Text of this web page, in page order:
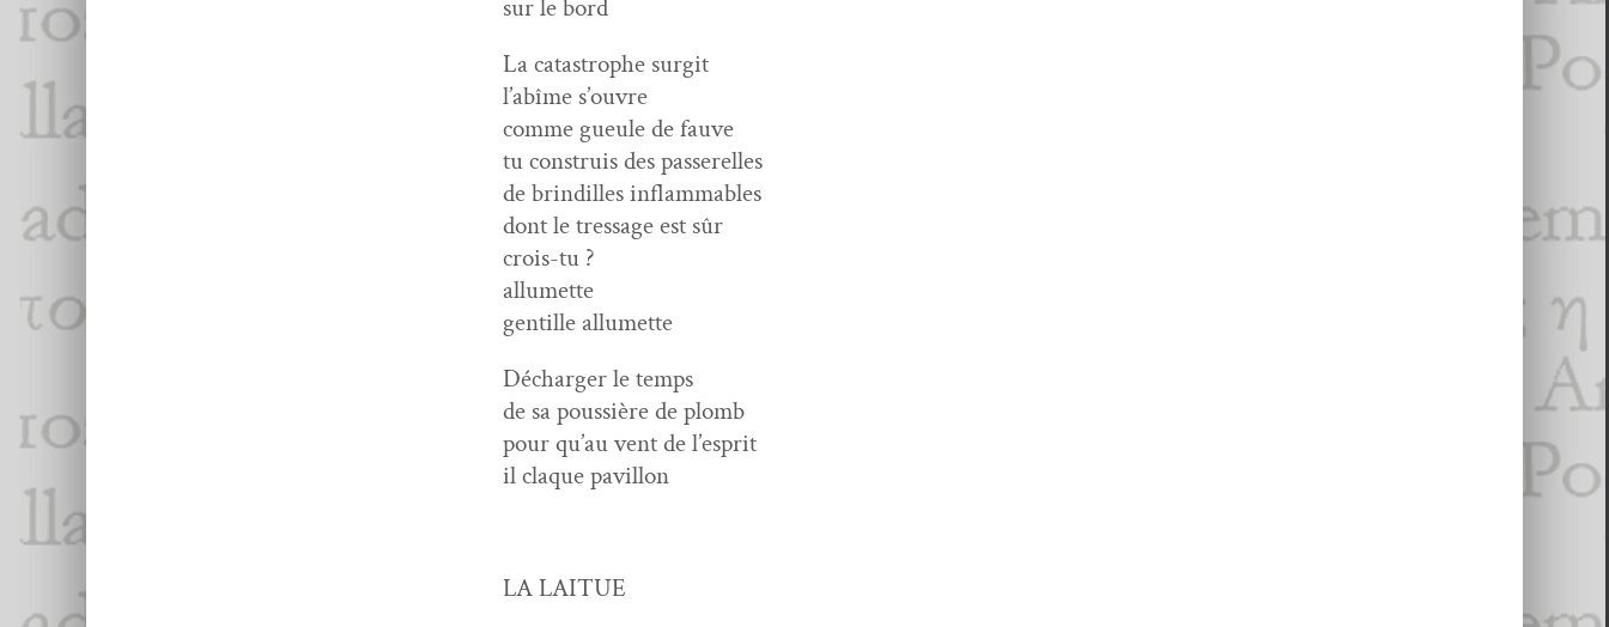
sur le bord
La cat­a­stro­phe surgit
l’abîme s’ouvre
comme gueule de fauve
tu con­stru­is des passerelles
de brindilles inflammables
dont le tres­sage est sûr
crois-tu ?
allumette
gen­tille allumette
Décharg­er le temps
de sa pous­sière de plomb
pour qu’au vent de l’esprit
il claque pavillon
LA LAITUE